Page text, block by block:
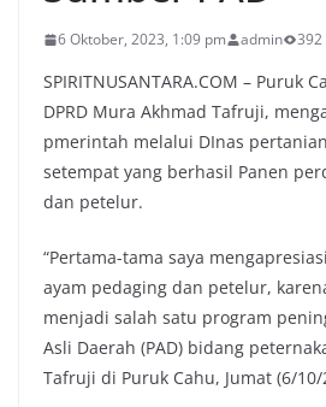
6 Oktober, 2023, 1:09 pm admin 392
SPIRITNUSANTARA.COM – Puruk
DPRD Mura Akhmad Tafruji,
pmerintah melalui DInas
setempat yang berhasil Panen
dan petelur.
“Pertama-tama saya
ayam pedaging dan petelur,
menjadi salah satu program
Asli Daerah (PAD) bidang
Tafruji di Puruk Cahu, Jumat (6/10/